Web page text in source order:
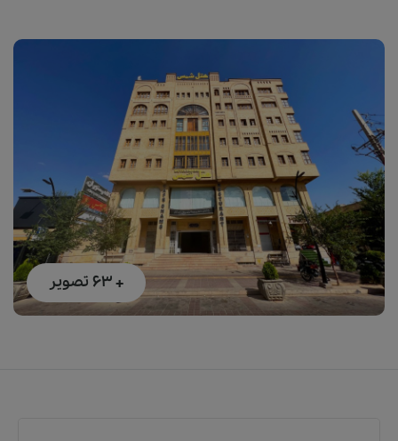
+ 63 تصویر